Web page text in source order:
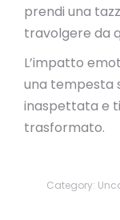
prendi una
travolgere da
L’impatto
una tempesta
inaspettata e
trasformato.
Category: